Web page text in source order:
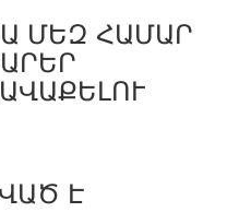
ՄԵԶ ՀԱՄԱՐ
Է